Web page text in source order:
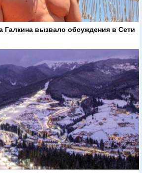
Галкина вызвало обсуждения в Сети